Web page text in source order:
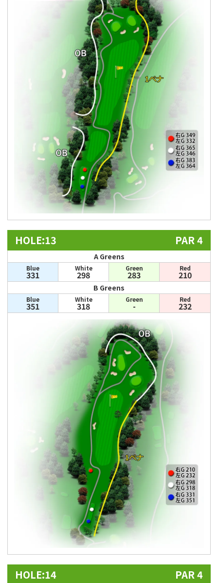
HOLE:13 PAR 4
A Greens
Blue
331
White
298
Green
283
Red
210
B Greens
Blue
351
White
318
Green
-
Red
232
HOLE:14 PAR 4